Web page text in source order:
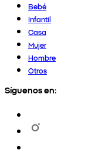
Bebé
Infantil
Casa
Mujer
Hombre
Otros
Síguenos en: